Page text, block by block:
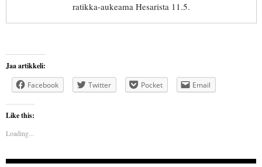
ratikka-aukeama Hesarista 11.5.
Jaa artikkeli:
Facebook
Twitter Pocket Email
Like this:
Loading...